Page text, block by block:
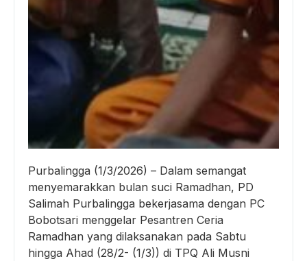
Purbalingga (1/3/2026) – Dalam semangat
menyemarakkan bulan suci Ramadhan, PD
Salimah Purbalingga bekerjasama dengan PC
Bobotsari menggelar Pesantren Ceria
Ramadhan yang dilaksanakan pada Sabtu
hingga Ahad (28/2- (1/3)) di TPQ Ali Musni